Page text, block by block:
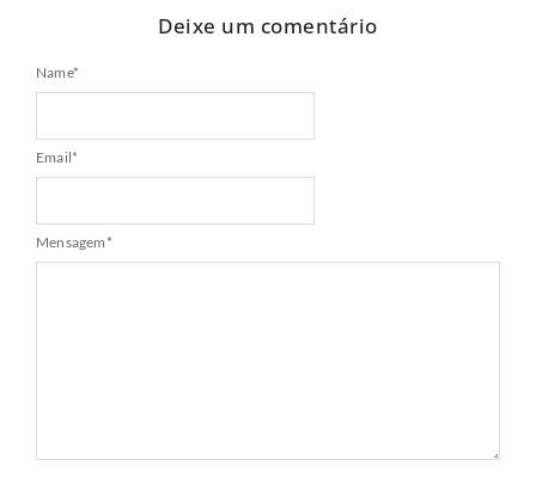
Deixe um comentário
Name*
Email*